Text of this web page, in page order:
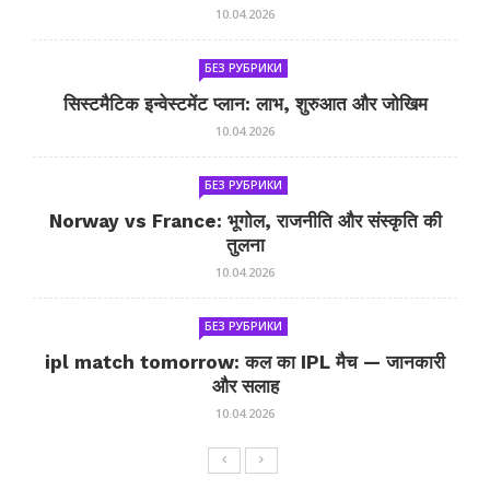
10.04.2026
БЕЗ РУБРИКИ
सिस्टमैटिक इन्वेस्टमेंट प्लान: लाभ, शुरुआत और जोखिम
10.04.2026
БЕЗ РУБРИКИ
Norway vs France: भूगोल, राजनीति और संस्कृति की
तुलना
10.04.2026
БЕЗ РУБРИКИ
ipl match tomorrow: कल का IPL मैच — जानकारी
और सलाह
10.04.2026